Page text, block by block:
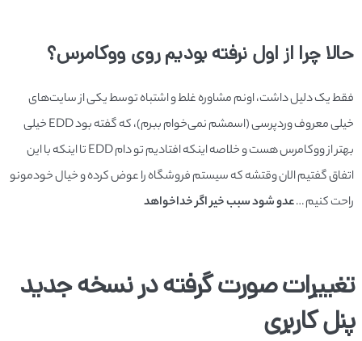
حالا چرا از اول نرفته بودیم روی ووکامرس؟
فقط یک دلیل داشت، اونم مشاوره غلط و اشتباه توسط یکی از سایت‌های
خیلی معروف وردپرسی (اسمشم نمی‌خوام ببرم)، که گفته بود EDD خیلی
بهتر از ووکامرس هست و خلاصه اینکه افتادیم تو دام EDD تا اینکه با این
اتفاق گفتیم الان وقتشه که سیستم فروشگاه را عوض کرده و خیال خودمونو
راحت کنیم …عدو شود سبب خیر اگر خداخواهد
تغییرات صورت گرفته در نسخه جدید
پنل کاربری